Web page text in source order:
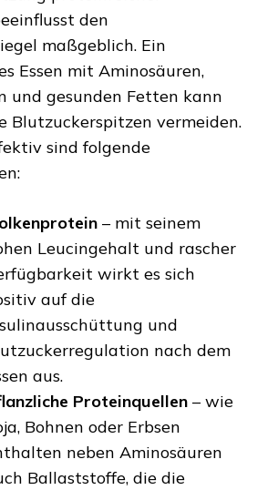
den
maßgeblich. Ein
Essen mit Aminosäuren,
und gesunden Fetten kann
Blutzuckerspitzen vermeiden.
sind folgende
– mit seinem
Leucingehalt und rascher
wirkt es sich
auf die
und
nach dem
aus.
Proteinquellen – wie
Bohnen oder Erbsen
neben Aminosäuren
Ballaststoffe, die die